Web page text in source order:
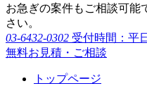
お急ぎの案件もご相談可能
さい。
03-6432-0302 受付時間：平
無料お見積・ご相談
トップページ